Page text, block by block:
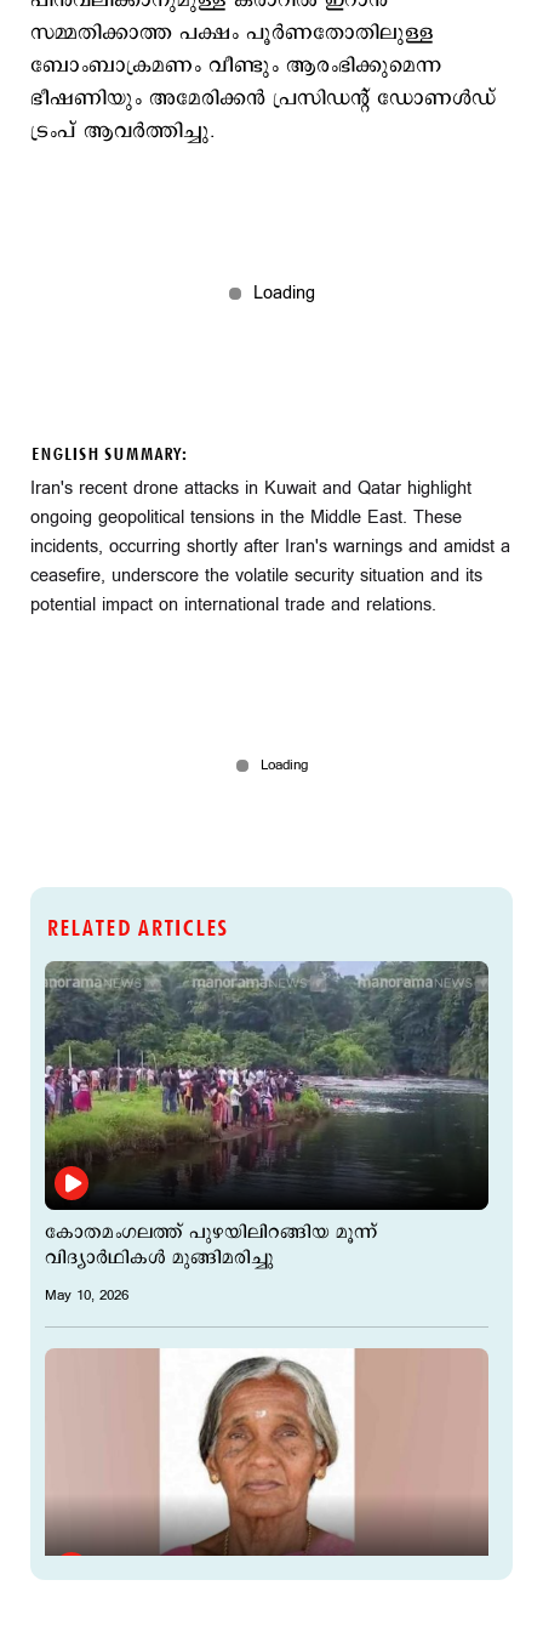
സമ്മതിക്കാത്ത പക്ഷം പൂര്‍ണതോതിലുള്ള
ബോംബാക്രമണം വീണ്ടും ആരംഭിക്കുമെന്ന
ഭീഷണിയും അമേരിക്കന്‍ പ്രസിഡന്റ് ഡോണള്‍ഡ്
ട്രംപ് ആവര്‍ത്തിച്ചു.
ENGLISH SUMMARY:
Iran's recent drone attacks in Kuwait and Qatar highlight
ongoing geopolitical tensions in the Middle East. These
incidents, occurring shortly after Iran's warnings and amidst a
ceasefire, underscore the volatile security situation and its
potential impact on international trade and relations.
RELATED ARTICLES
കോതമംഗലത്ത് പുഴയിലിറങ്ങിയ മൂന്ന്
വിദ്യാര്‍ഥികള്‍ മുങ്ങിമരിച്ചു
May 10, 2026